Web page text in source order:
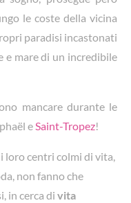
le coste della vicina
paradisi incastonati
e mare di un incredibile
mancare durante le
eSaint-Tropez!
loro centri colmi di vita,
non fanno che
in cerca di vita